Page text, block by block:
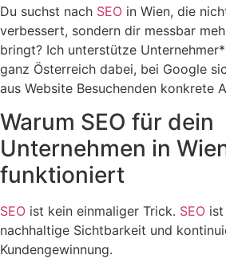
Du suchst nach SEO in Wien, die
verbessert, sondern dir messbar
bringt? Ich unterstütze
ganz Österreich dabei, bei Google
aus Website Besuchenden konkrete
Warum SEO für dein
Unternehmen in
funktioniert
SEO ist kein einmaliger Trick. SEO
nachhaltige Sichtbarkeit und
Kundengewinnung.